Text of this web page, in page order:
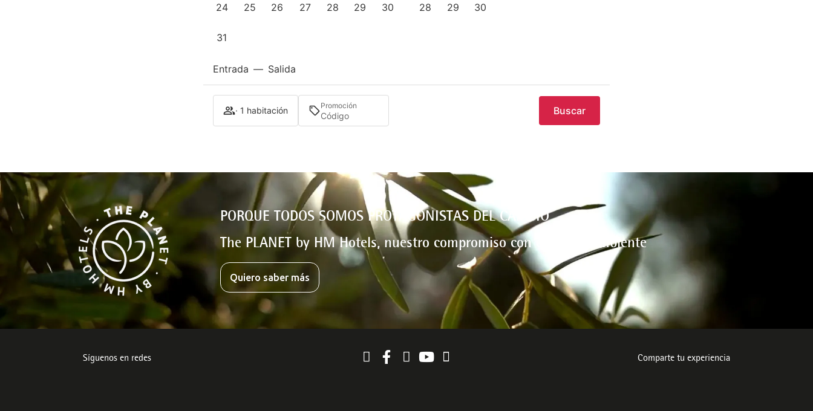
24 25 26 27 28 29 30
31
28 29 30
Entrada — Salida
· 1 habitación Promoción Buscar
PORQUE TODOS SOMOS PROTAGONISTAS DEL CAMBIO
The PLANET by HM Hotels, nuestro compromiso con el medio ambiente
Quiero saber más
Síguenos en redes Comparte tu experiencia